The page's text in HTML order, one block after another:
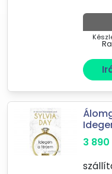
Forgalmazók
Libri
Extreme Digital
Marketworld
3 890